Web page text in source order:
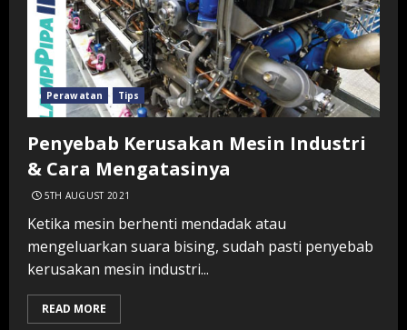
Perawatan Tips
Penyebab Kerusakan Mesin Industri
& Cara Mengatasinya
5TH AUGUST 2021
Ketika mesin berhenti mendadak atau
mengeluarkan suara bising, sudah pasti penyebab
kerusakan mesin industri...
READ MORE